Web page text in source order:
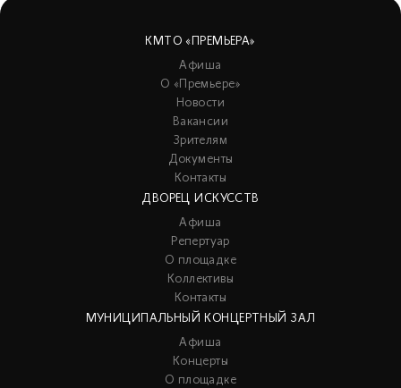
КМТО «ПРЕМЬЕРА»
Афиша
О «Премьере»
Новости
Вакансии
Зрителям
Документы
Контакты
ДВОРЕЦ ИСКУССТВ
Афиша
Репертуар
О площадке
Коллективы
Контакты
МУНИЦИПАЛЬНЫЙ КОНЦЕРТНЫЙ ЗАЛ
Афиша
Концерты
О площадке